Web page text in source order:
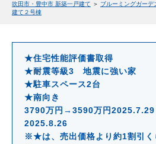
吹田市・豊中市 新築一戸建て ＞ ブルーミングガー
建て２号棟
★住宅性能評価書取得
★耐震等級3 地震に強い家
★駐車スペース2台
★南向き
3790万円→3590万円
2025.8.26
※★は、売出価格より約1割引